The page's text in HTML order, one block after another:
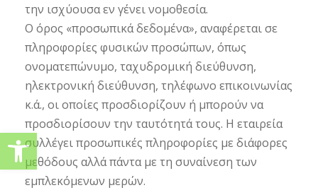
την ισχύουσα εν γένει νομοθεσία.
Ο όρος «προσωπικά δεδομένα», αναφέρεται σε
πληροφορίες φυσικών προσώπων, όπως
ονοματεπώνυμο, ταχυδρομική διεύθυνση,
ηλεκτρονική διεύθυνση, τηλέφωνο επικοινωνίας
κ.ά., οι οποίες προσδιορίζουν ή μπορούν να
προσδιορίσουν την ταυτότητά τους. Η εταιρεία
συλλέγει προσωπικές πληροφορίες με διάφορες
μεθόδους αλλά πάντα με τη συναίνεση των
εμπλεκόμενων μερών.
Ανοίξτε τη γραμμή